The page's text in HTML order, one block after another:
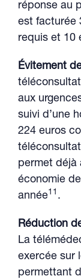
réponse au
est facturée
requis et 10
Évitement
aux
suivi d’une
224 euros
permet déjà
économie
année11 .
Réduction
La
exercée sur
permettant